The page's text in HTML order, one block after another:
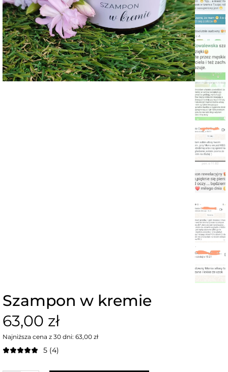
Szampon w kremie
63,00 zł
Najniższa cena z 30 dni: 63,00 zł
5 (4)